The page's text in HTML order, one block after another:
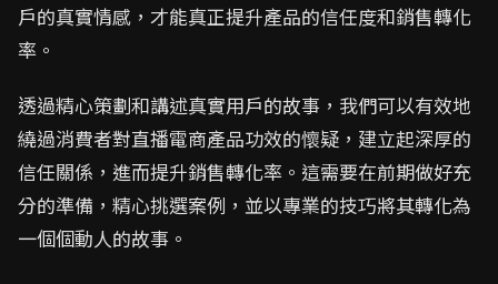
戶的真實情感，才能真正提升產品的信任度和銷售轉化
率。
透過精心策劃和講述真實用戶的故事，我們可以有效地
繞過消費者對直播電商產品功效的懷疑，建立起深厚的
信任關係，進而提升銷售轉化率。這需要在前期做好充
分的準備，精心挑選案例，並以專業的技巧將其轉化為
一個個動人的故事。